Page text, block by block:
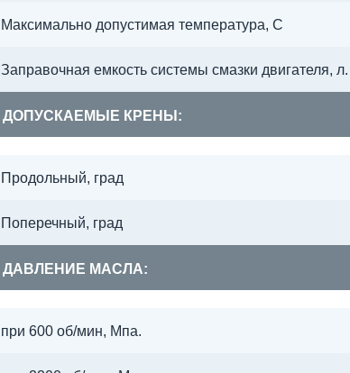
Максимально допустимая температура, С
Заправочная емкость системы смазки двигателя, л.
ДОПУСКАЕМЫЕ КРЕНЫ:
Продольный, град
Поперечный, град
ДАВЛЕНИЕ МАСЛА:
при 600 об/мин, Мпа.